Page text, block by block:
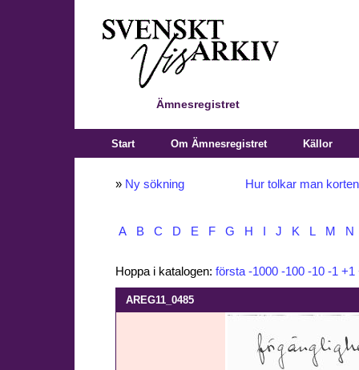
Ämnesregistret
Start Om Ämnesregistret Källor
» Ny sökning Hur tolkar man
A B C D E F G H J K L M N
Hoppa i katalogen: första -1000 -100 -10 -1 +1
AREG11_0485